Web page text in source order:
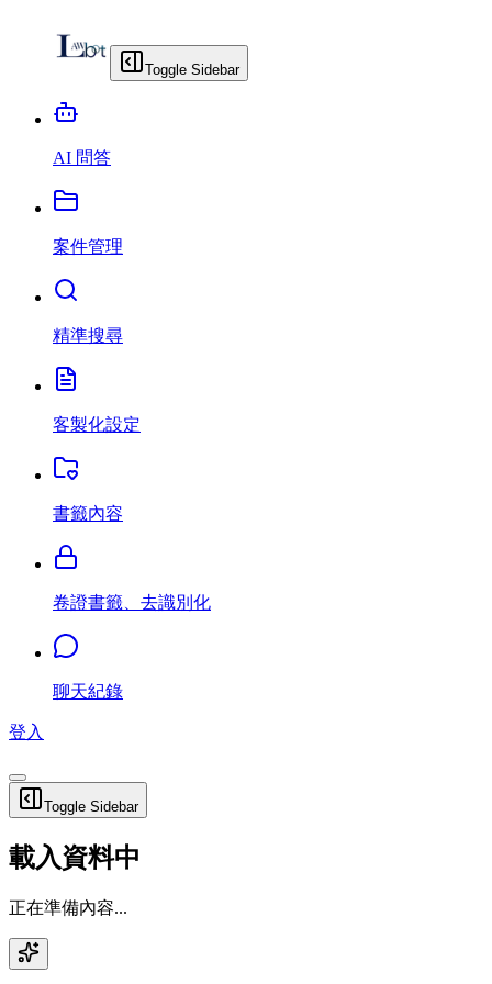
Toggle Sidebar
AI 問答
案件管理
精準搜尋
客製化設定
書籤內容
卷證書籤、去識別化
聊天紀錄
登入
Toggle Sidebar
載入資料中
正在準備內容...